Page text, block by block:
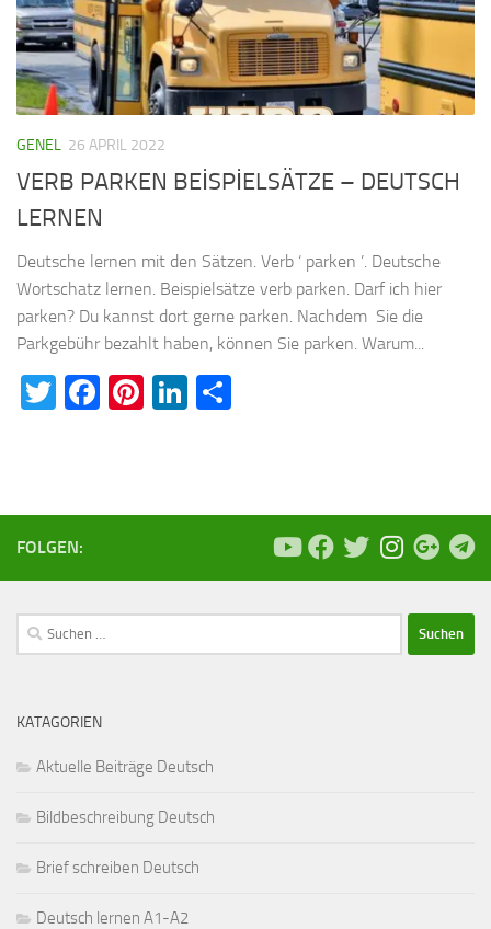
GENEL 26 APRIL 2022
VERB PARKEN BEİSPİELSÄTZE – DEUTSCH
LERNEN
Deutsche lernen mit den Sätzen. Verb ‘ parken ’. Deutsche
Wortschatz lernen. Beispielsätze verb parken. Darf ich hier
parken? Du kannst dort gerne parken. Nachdem Sie die
Parkgebühr bezahlt haben, können Sie parken. Warum...
Twitter
Facebook
Pinterest
LinkedIn
FOLGEN:
Suchen
nach:
KATAGORIEN
Aktuelle Beiträge Deutsch
Bildbeschreibung Deutsch
Brief schreiben Deutsch
Deutsch lernen A1-A2